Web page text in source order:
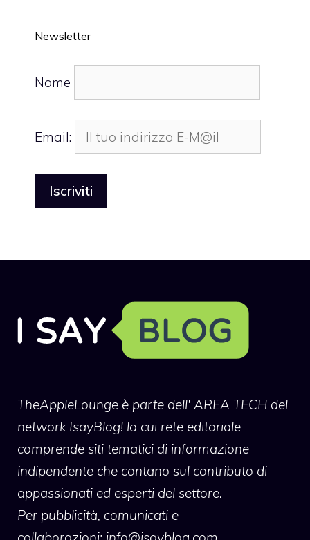
Newsletter
Nome
Email:
TheAppleLounge è parte dell' AREA TECH del
network IsayBlog! la cui rete editoriale
comprende siti tematici di informazione
indipendente che contano sul contributo di
appassionati ed esperti del settore.
Per pubblicità, comunicati e